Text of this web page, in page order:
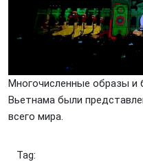
Многочисленные образы и
Вьетнама были
всего мира.
Tag: